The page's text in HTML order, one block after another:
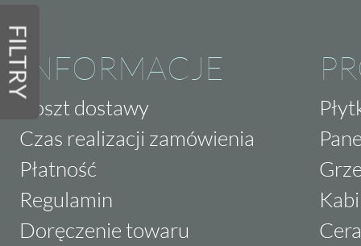
FILTRYINFORMACJE
Koszt dostawy
Czas realizacji zamówienia
Płatność
Regulamin
Doręczenie towaru